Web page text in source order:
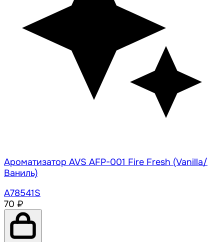
Ароматизатор AVS AFP-001 Fire Fresh (Vanilla/
Ваниль)
A78541S
70 ₽